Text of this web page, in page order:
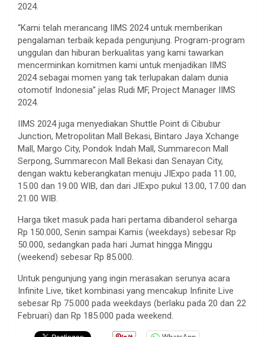
2024.
“Kami telah merancang IIMS 2024 untuk memberikan
pengalaman terbaik kepada pengunjung. Program-program
unggulan dan hiburan berkualitas yang kami tawarkan
mencerminkan komitmen kami untuk menjadikan IIMS
2024 sebagai momen yang tak terlupakan dalam dunia
otomotif Indonesia” jelas Rudi MF, Project Manager IIMS
2024.
IIMS 2024 juga menyediakan Shuttle Point di Cibubur
Junction, Metropolitan Mall Bekasi, Bintaro Jaya Xchange
Mall, Margo City, Pondok Indah Mall, Summarecon Mall
Serpong, Summarecon Mall Bekasi dan Senayan City,
dengan waktu keberangkatan menuju JIExpo pada 11.00,
15.00 dan 19.00 WIB, dan dari JIExpo pukul 13.00, 17.00 dan
21.00 WIB.
Harga tiket masuk pada hari pertama dibanderol seharga
Rp 150.000, Senin sampai Kamis (weekdays) sebesar Rp
50.000, sedangkan pada hari Jumat hingga Minggu
(weekend) sebesar Rp 85.000.
Untuk pengunjung yang ingin merasakan serunya acara
Infinite Live, tiket kombinasi yang mencakup Infinite Live
sebesar Rp 75.000 pada weekdays (berlaku pada 20 dan 22
Februari) dan Rp 185.000 pada weekend.